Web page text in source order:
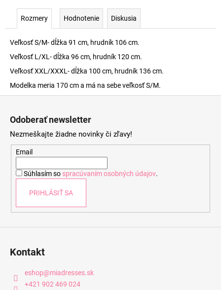
Rozmery Hodnotenie Diskusia
Veľkosť S/M- dĺžka 91 cm, hrudník 106 cm.
Veľkosť L/XL- dĺžka 96 cm, hrudník 120 cm.
Veľkosť XXL/XXXL- dĺžka 100 cm, hrudník 136 cm.
Modelka meria 170 cm a má na sebe veľkosť S/M.
Odoberať newsletter
Nezmeškajte žiadne novinky či zľavy!
Email
Súhlasím so spracúvaním osobných údajov.
PRIHLÁSIŤ SA
Kontakt
eshop@miadresses.sk
+421 902 469 024